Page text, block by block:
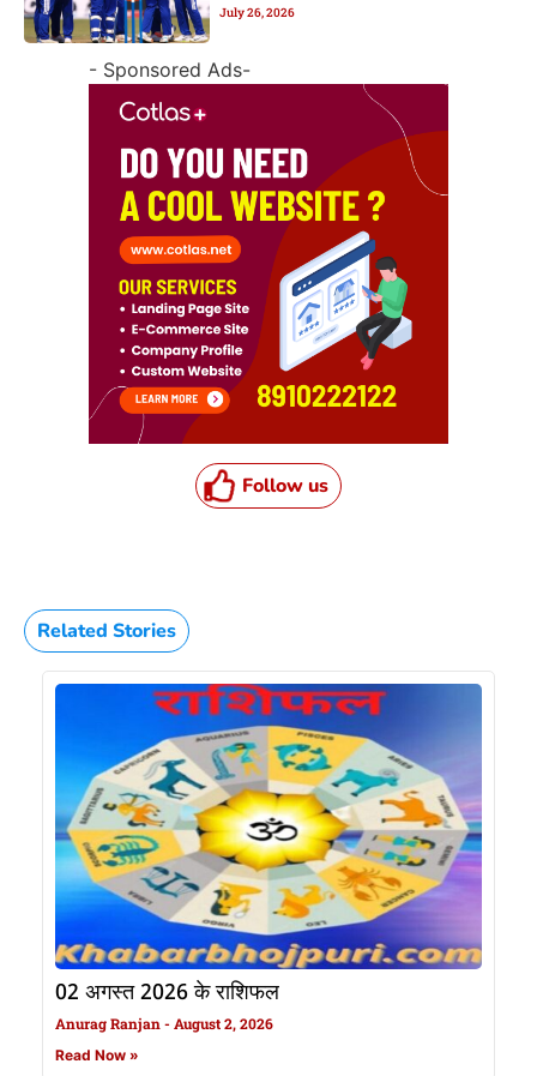
July 26, 2026
- Sponsored Ads-
Follow us
Related Stories
02 अगस्त 2026 के राशिफल
Anurag Ranjan August 2, 2026
Read Now »